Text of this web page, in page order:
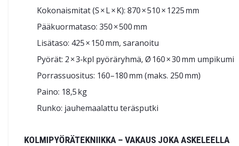
Kokonaismitat (S × L × K): 870 × 510 × 1225 mm
Pääkuormataso: 350 × 500 mm
Lisätaso: 425 × 150 mm, saranoitu
Pyörät: 2 × 3‑kpl pyöräryhmä, Ø 160 × 30 mm umpikumi
Porrassuositus: 160–180 mm (maks. 250 mm)
Paino: 18,5 kg
Runko: jauhemaalattu teräsputki
KOLMIPYÖRÄ­TEKNIIKKA – VAKAUS JOKA ASKELEELLA